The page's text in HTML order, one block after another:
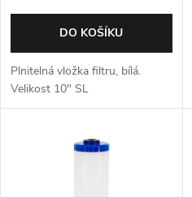
d
u
k
u
k
DO KOŠÍKU
Plnitelná vložka filtru, bílá.
Velikost 10" SL